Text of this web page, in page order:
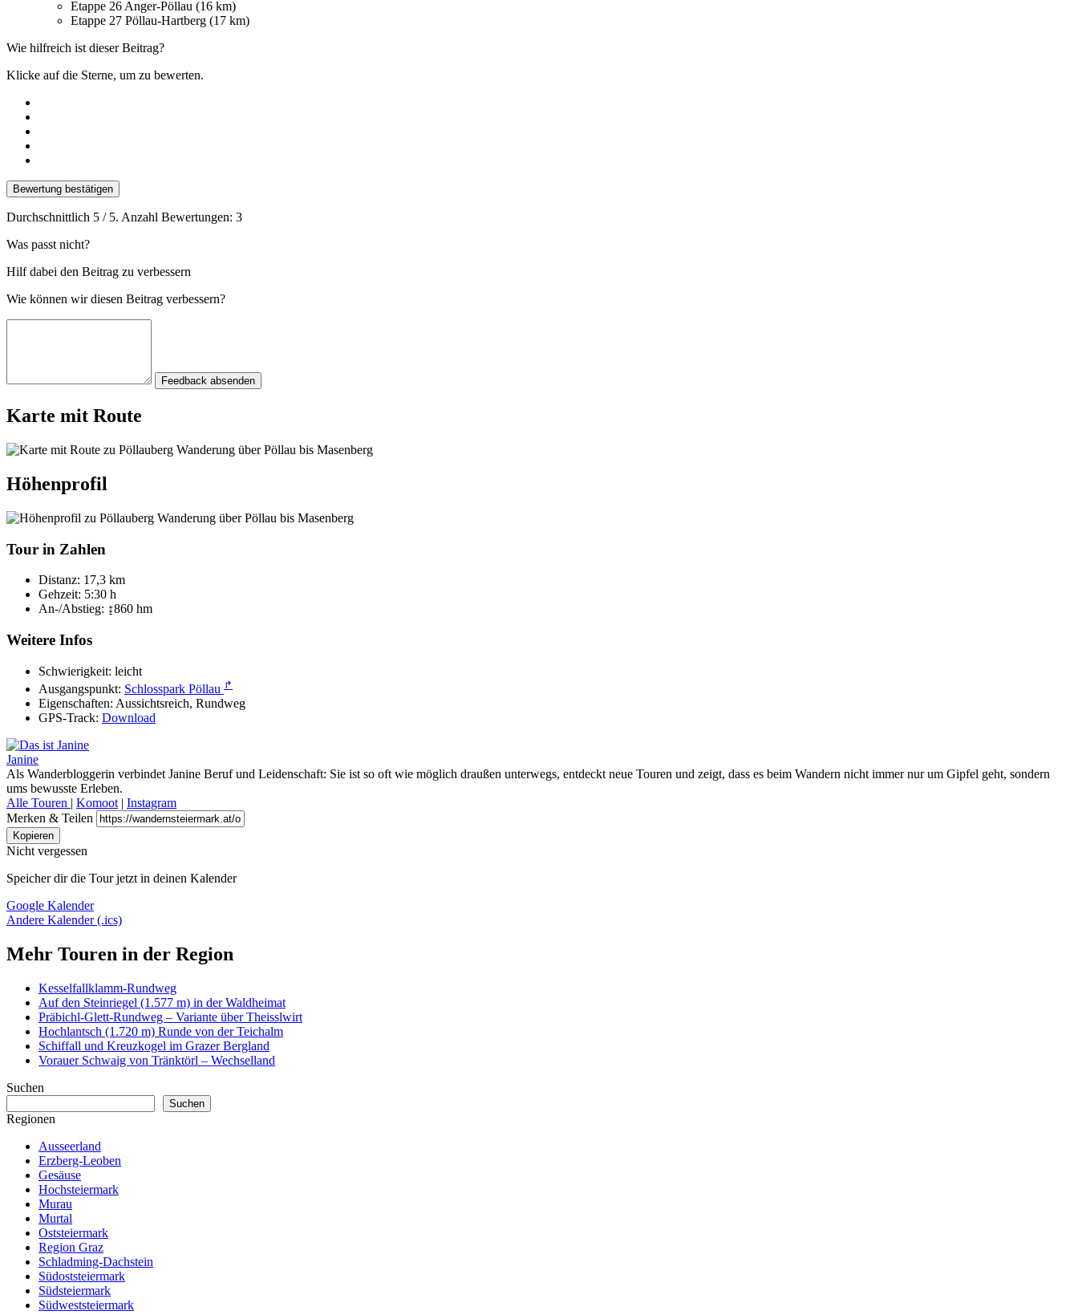
Etappe 26 Anger-Pöllau (16 km)
Etappe 27 Pöllau-Hartberg (17 km)
Wie hilfreich ist dieser Beitrag?
Klicke auf die Sterne, um zu bewerten.
Bewertung bestätigen
Durchschnittlich 5 / 5. Anzahl Bewertungen: 3
Was passt nicht?
Hilf dabei den Beitrag zu verbessern
Wie können wir diesen Beitrag verbessern?
Feedback absenden
Karte mit Route
Höhenprofil
Tour in Zahlen
Distanz: 17,3 km
Gehzeit: 5:30 h
An-/Abstieg: ↨860 hm
Weitere Infos
Schwierigkeit: leicht
Ausgangspunkt: Schlosspark Pöllau ↱
Eigenschaften: Aussichtsreich, Rundweg
GPS-Track: Download
Janine
Als Wanderbloggerin verbindet Janine Beruf und Leidenschaft: Sie ist so oft wie möglich draußen unterwegs, entdeckt neue Touren und zeigt, dass es beim Wandern nicht immer nur um Gipfel geht, sondern
ums bewusste Erleben.
Alle Touren | Komoot | Instagram
Merken & Teilen
Kopieren
Nicht vergessen
Speicher dir die Tour jetzt in deinen Kalender
Google Kalender
Andere Kalender (.ics)
Mehr Touren in der Region
Kesselfallklamm-Rundweg
Auf den Steinriegel (1.577 m) in der Waldheimat
Präbichl-Glett-Rundweg – Variante über Theisslwirt
Hochlantsch (1.720 m) Runde von der Teichalm
Schiffall und Kreuzkogel im Grazer Bergland
Vorauer Schwaig von Tränktörl – Wechselland
Suchen
Suchen
Regionen
Ausseerland
Erzberg-Leoben
Gesäuse
Hochsteiermark
Murau
Murtal
Oststeiermark
Region Graz
Schladming-Dachstein
Südoststeiermark
Südsteiermark
Südweststeiermark